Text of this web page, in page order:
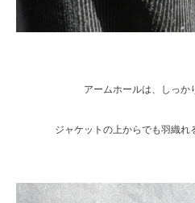
アームホールは、しっか
ジャケットの上からでも羽織れ